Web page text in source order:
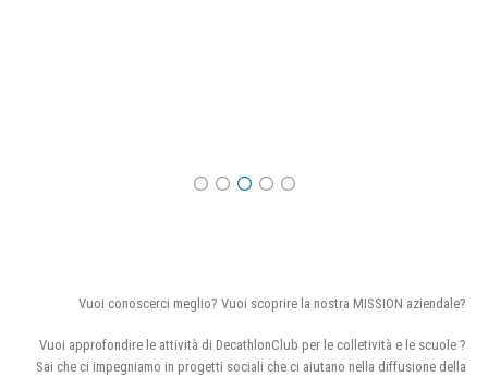
Vuoi conoscerci meglio? Vuoi scoprire la nostra MISSION aziendale?
Vuoi approfondire le attività di DecathlonClub per le colletività e le scuole ?
Sai che ci impegniamo in progetti sociali che ci aiutano nella diffusione della